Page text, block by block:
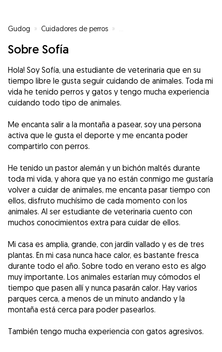
Gudog » Cuidadores de perros »
Sobre Sofía
Hola! Soy Sofía, una estudiante de veterinaria que en su
tiempo libre le gusta seguir cuidando de animales. Toda mi
vida he tenido perros y gatos y tengo mucha experiencia
cuidando todo tipo de animales.
Me encanta salir a la montaña a pasear, soy una persona
activa que le gusta el deporte y me encanta poder
compartirlo con perros.
He tenido un pastor alemán y un bichón maltés durante
toda mi vida, y ahora que ya no están conmigo me gustaría
volver a cuidar de animales, me encanta pasar tiempo con
ellos, disfruto muchísimo de cada momento con los
animales. Al ser estudiante de veterinaria cuento con
muchos conocimientos extra para cuidar de ellos.
Mi casa es amplia, grande, con jardín vallado y es de tres
plantas. En mi casa nunca hace calor, es bastante fresca
durante todo el año. Sobre todo en verano esto es algo
muy importante. Los animales estarían muy cómodos el
tiempo que pasen allí y nunca pasarán calor. Hay varios
parques cerca, a menos de un minuto andando y la
montaña está cerca para poder pasearlos.
También tengo mucha experiencia con gatos agresivos.